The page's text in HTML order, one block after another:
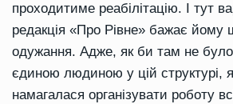
проходитиме реабілітацію. І тут
редакція «Про Рівне» бажає йому
одужання. Адже, як би там не
єдиною людиною у цій структурі,
намагалася організувати роботу